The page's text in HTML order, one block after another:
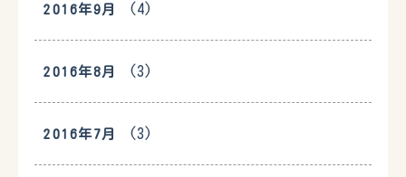
2016年9月 (4)
2016年8月 (3)
2016年7月 (3)